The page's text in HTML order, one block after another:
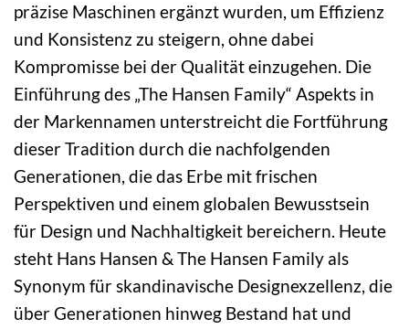
präzise Maschinen ergänzt wurden, um Effizienz
und Konsistenz zu steigern, ohne dabei
Kompromisse bei der Qualität einzugehen. Die
Einführung des „The Hansen Family“ Aspekts in
der Markennamen unterstreicht die Fortführung
dieser Tradition durch die nachfolgenden
Generationen, die das Erbe mit frischen
Perspektiven und einem globalen Bewusstsein
für Design und Nachhaltigkeit bereichern. Heute
steht Hans Hansen & The Hansen Family als
Synonym für skandinavische Designexzellenz, die
über Generationen hinweg Bestand hat und